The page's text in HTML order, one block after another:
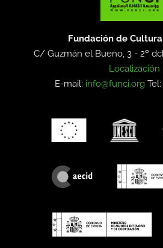
Fundación de
C/ Guzmán el Bueno, 3 - 2º
Localización
E-mail: info@funci.org